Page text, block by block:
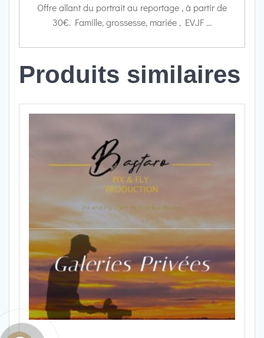
Offre allant du portrait au reportage , à partir de
30€. Famille, grossesse, mariée , EVJF …
Produits similaires